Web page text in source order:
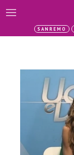
SANREMO